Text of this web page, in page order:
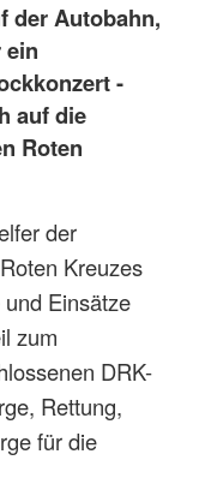
der Autobahn,
ein
-
auf die
Roten
der
Kreuzes
Einsätze
zum
DRK-
Rettung,
für die